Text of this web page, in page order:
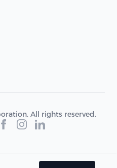
All rights reserved.